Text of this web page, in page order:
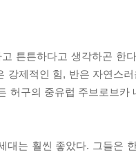
튼튼하다고 생각하곤 한
강제적인 힘, 반은 자연스
허구의 중유럽 주브로브
대는 훨씬 좋았다. 그들은